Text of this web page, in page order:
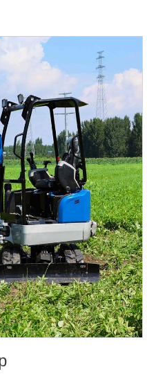
(мм)3063Ширина при
при транспортировке
глубина
копания (мм)3325Макс.